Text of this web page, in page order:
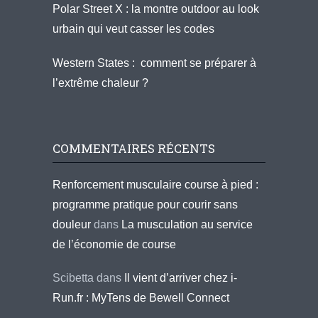
Polar Street X : la montre outdoor au look
urbain qui veut casser les codes
Western States : comment se préparer à
l’extrême chaleur ?
COMMENTAIRES RÉCENTS
Renforcement musculaire course à pied :
programme pratique pour courir sans
douleur dans La musculation au service
de l’économie de course
Scibetta dans
Il vient d’arriver chez i-
Run.fr : MyTens de Bewell Connect